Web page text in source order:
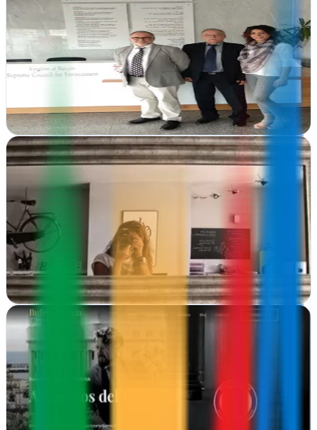
Taradell, Barcelona
Transformamos ideas en resultados desde Taradell. Diseño gráfico,
estrategia digital y comunicación integrada para empresas con visión
Ver fichacompleta
Bonitonombre
Zaratán, Valladolid
Bonitonombre transforma ideas en diseño y estrategia publicitaria en
Zaratán. Consultoría de marketing completa para marcas que
quieren dejar huella
Ver ficha completa
CHOS QUE WEB | Web Design & SEO in Tenerife
Playa San Juan, Santa Cruz de Tenerife
Diseño web y posicionamiento en buscadores para negocios de
Tenerife. Crean tiendas online, alojan webs y desarrollan identidad